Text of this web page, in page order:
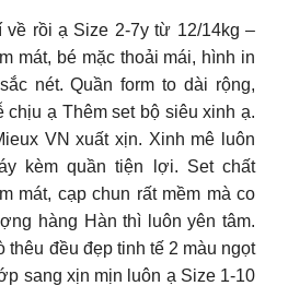
về rồi ạ Size 2-7y từ 12/14kg –
mát, bé mặc thoải mái, hình in
nét. Quần form to dài rộng,
chịu ạ Thêm set bộ siêu xinh ạ.
VN xuất xịn. Xinh mê luôn
kèm quần tiện lợi. Set chất
mát, cạp chun rất mềm mà co
hàng Hàn thì luôn yên tâm.
thêu đều đẹp tinh tế 2 màu ngọt
sang xịn mịn luôn ạ Size 1-10